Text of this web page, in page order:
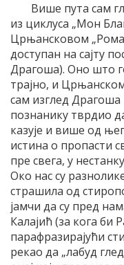
Више пута сам
из циклуса „Мон
Црњансковом
доступан на сајту
Драгоша). Оно што
трајно, и
сам изглед Драгоша
познанику тврдио
казује и више од
истина о пропасти
пре свега, у
Око нас су
страшила од
јамчи да су пред
Калајић (за кога би
парафразирајући
рекао да „лабуд